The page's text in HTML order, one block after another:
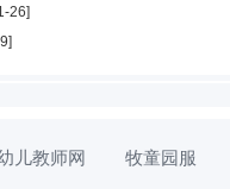
26]
儿教师网 牧童园服